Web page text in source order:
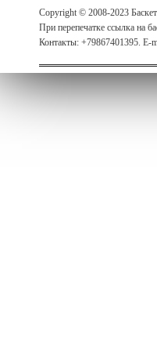
Copyright © 2008-2023
При перепечатке ссылка на
Контакты: +79867401395. E-